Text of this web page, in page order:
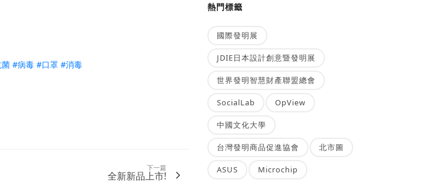
#病毒 #口罩 #消毒
下一篇
全新新品上市!
熱門標籤
國際發明展
JDIE日本設計創意暨發明展
世界發明智慧財產聯盟總會
SocialLab OpView
中國文化大學
台灣發明商品促進協會 北市圖
ASUS Microchip